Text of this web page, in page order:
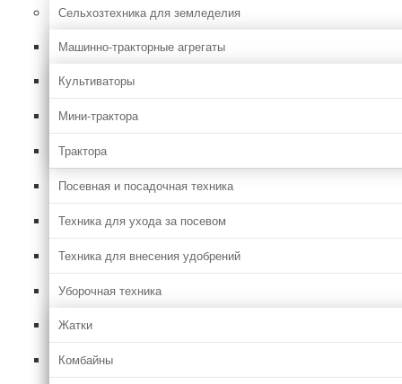
Сельхозтехника для земледелия
Машинно-тракторные агрегаты
Культиваторы
Мини-трактора
Трактора
Посевная и посадочная техника
Техника для ухода за посевом
Техника для внесения удобрений
Уборочная техника
Жатки
Комбайны